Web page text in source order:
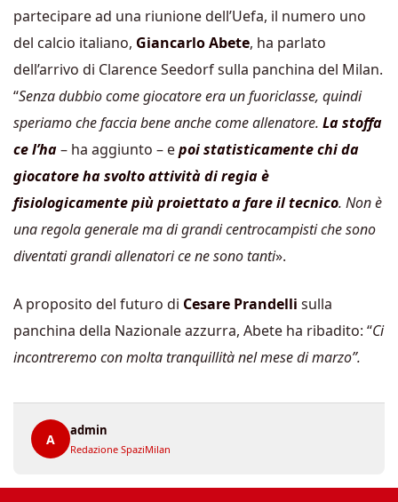
partecipare ad una riunione dell’Uefa, il numero uno
del calcio italiano, Giancarlo Abete, ha parlato
dell’arrivo di Clarence Seedorf sulla panchina del Milan.
“Senza dubbio come giocatore era un fuoriclasse, quindi
speriamo che faccia bene anche come allenatore. La stoffa
ce l’ha– ha aggiunto – epoi statisticamente chi da
giocatore ha svolto attività di regia è
fisiologicamente più proiettato a fare il tecnico. Non è
una regola generale ma di grandi centrocampisti che sono
diventati grandi allenatori ce ne sono tanti».
A proposito del futuro di Cesare Prandelli sulla
panchina della Nazionale azzurra, Abete ha ribadito: “Ci
incontreremo con molta tranquillità nel mese di marzo”.
A
admin
Redazione SpaziMilan